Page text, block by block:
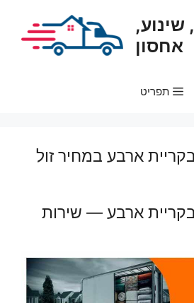
שינוע,
אחסון
תפריט
ארבע במחיר זול
ארבע — שירות